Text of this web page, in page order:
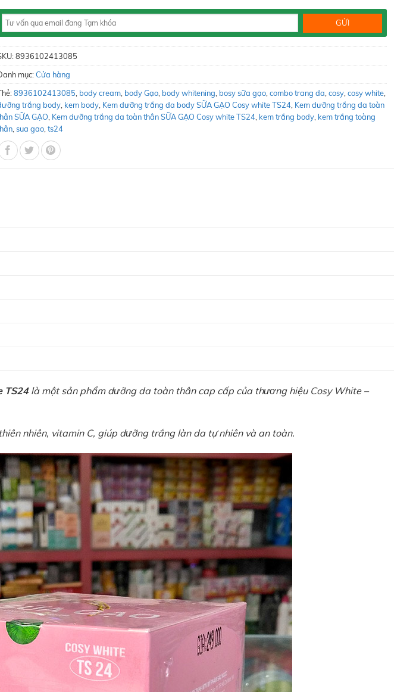
8936102413085
mục:Cửa hàng
8936102413085, body cream, body Gạo, body whitening, bosy sữa gạo,combo trang da,cosy,cosy white,
trắng body, kem body, Kem dưỡng trắng da body SỮA GẠO Cosy white TS24, Kem dưỡng trắng da toàn
SỮA GẠO, Kem dưỡng trắng da toàn thân SỮA GẠO Cosy white TS24, kem trắng body, kem trắng toàng
,sua gao,ts24
TS24là một sản phẩm dưỡng da toàn thân cap cấp của thương hiệu Cosy White –
nhiên, vitamin C, giúp dưỡng trắng làn da tự nhiên và an toàn.